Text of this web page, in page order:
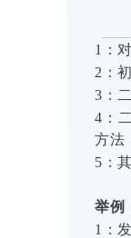
1：
2 ：
3 ：
4 ：
方法
5 ：
举例
1
：